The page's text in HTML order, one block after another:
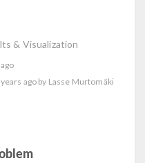
& Visualization
agoby Lasse Murtomäki